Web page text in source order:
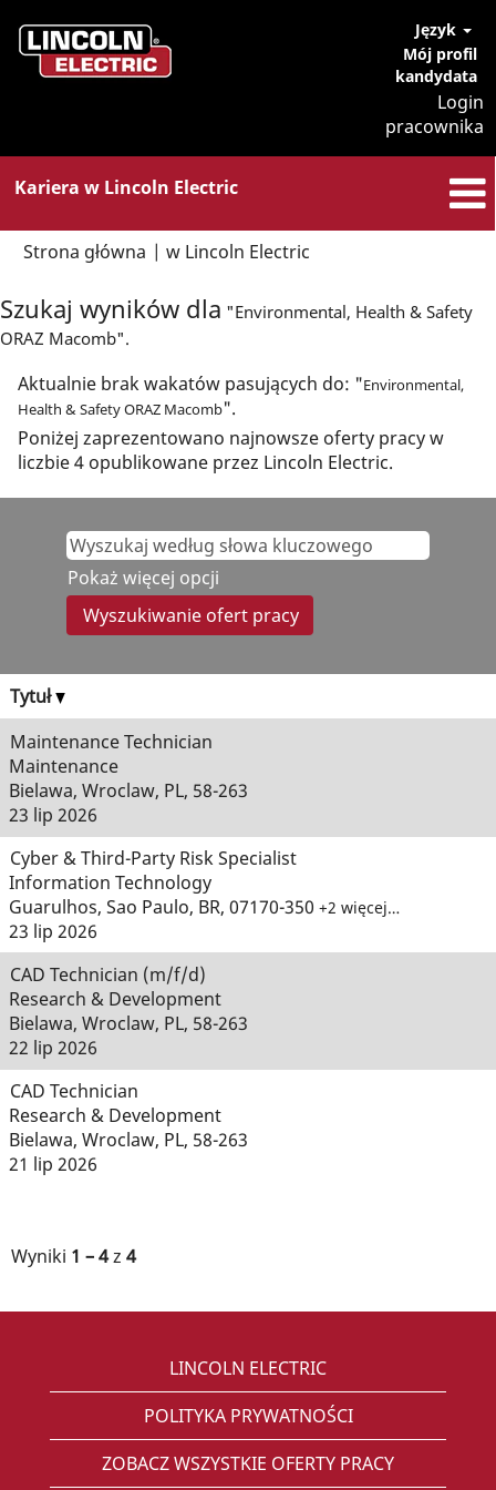
Język
Mój profil
kandydata
Login
pracownika
Kariera w Lincoln Electric
Strona główna | w Lincoln Electric
Szukaj wyników dla "Environmental, Health & Safety
ORAZ Macomb".
Aktualnie brak wakatów pasujących do: "Environmental,
Health & Safety ORAZ Macomb".
Poniżej zaprezentowano najnowsze oferty pracy w
liczbie 4 opublikowane przez Lincoln Electric.
Pokaż więcej opcji
Tytuł
Maintenance Technician
Maintenance
Bielawa, Wroclaw, PL, 58-263
23 lip 2026
Cyber & Third-Party Risk Specialist
Information Technology
Guarulhos, Sao Paulo, BR, 07170-350 +2 więcej…
23 lip 2026
CAD Technician (m/f/d)
Research & Development
Bielawa, Wroclaw, PL, 58-263
22 lip 2026
CAD Technician
Research & Development
Bielawa, Wroclaw, PL, 58-263
21 lip 2026
Wyniki 1 – 4z 4
LINCOLN ELECTRIC
POLITYKA PRYWATNOŚCI
ZOBACZ WSZYSTKIE OFERTY PRACY